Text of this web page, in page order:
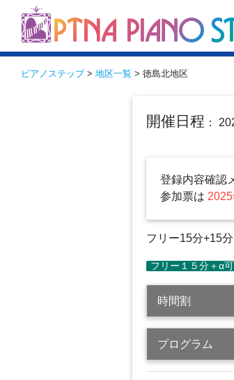
ピアノステップ> 地区一覧 > 徳島北地区
開催日程 ：
登録内容確認
参加票は
フリー15分+15
時間割
プログラム